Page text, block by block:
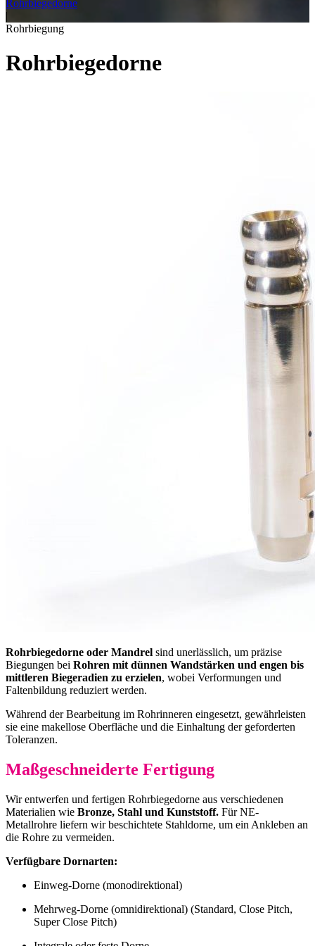
Rohrbiegedorne
|
Rohrbiegung
Rohrbiegedorne
Rohrbiegedorne oder Mandrel sind unerlässlich, um präzise
Biegungen bei Rohren mit dünnen Wandstärken und engen bis
mittleren Biegeradien zu erzielen, wobei Verformungen und
Faltenbildung reduziert werden.
Während der Bearbeitung im Rohrinneren eingesetzt, gewährleisten
sie eine makellose Oberfläche und die Einhaltung der geforderten
Toleranzen.
Maßgeschneiderte Fertigung
Wir entwerfen und fertigen Rohrbiegedorne aus verschiedenen
Materialien wie Bronze, Stahl und Kunststoff. Für NE-
Metallrohre liefern wir beschichtete Stahldorne, um ein Ankleben an
die Rohre zu vermeiden.
Verfügbare Dornarten:
Einweg-Dorne (monodirektional)
Mehrweg-Dorne (omnidirektional) (Standard, Close Pitch,
Super Close Pitch)